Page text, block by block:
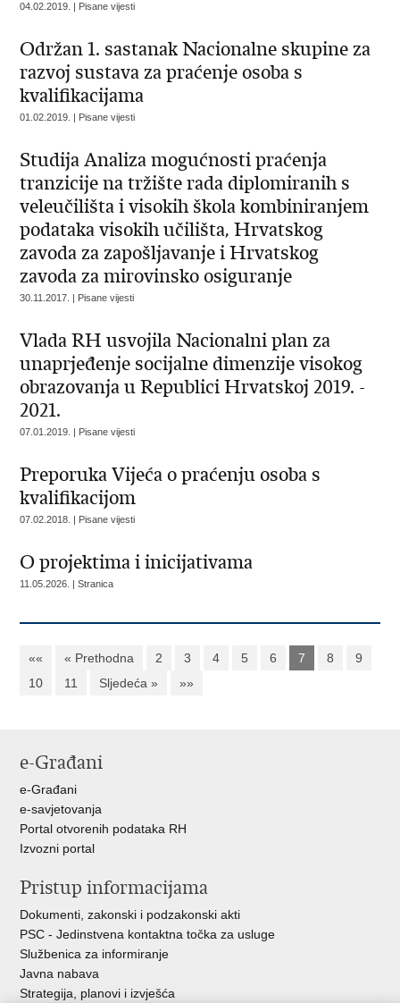
04.02.2019. | Pisane vijesti
Održan 1. sastanak Nacionalne skupine za
razvoj sustava za praćenje osoba s
kvalifikacijama
01.02.2019. | Pisane vijesti
Studija Analiza mogućnosti praćenja
tranzicije na tržište rada diplomiranih s
veleučilišta i visokih škola kombiniranjem
podataka visokih učilišta, Hrvatskog
zavoda za zapošljavanje i Hrvatskog
zavoda za mirovinsko osiguranje
30.11.2017. | Pisane vijesti
Vlada RH usvojila Nacionalni plan za
unaprjeđenje socijalne dimenzije visokog
obrazovanja u Republici Hrvatskoj 2019. -
2021.
07.01.2019. | Pisane vijesti
Preporuka Vijeća o praćenju osoba s
kvalifikacijom
07.02.2018. | Pisane vijesti
O projektima i inicijativama
11.05.2026. | Stranica
«« « Prethodna 2 3 4 5 6 7 8
9
10
11 Sljedeća » »»
e-Građani
e-Građani
e-savjetovanja
Portal otvorenih podataka RH
Izvozni portal
Pristup informacijama
Dokumenti, zakonski i podzakonski akti
PSC - Jedinstvena kontaktna točka za usluge
Službenica za informiranje
Javna nabava
Strategija, planovi i izvješća